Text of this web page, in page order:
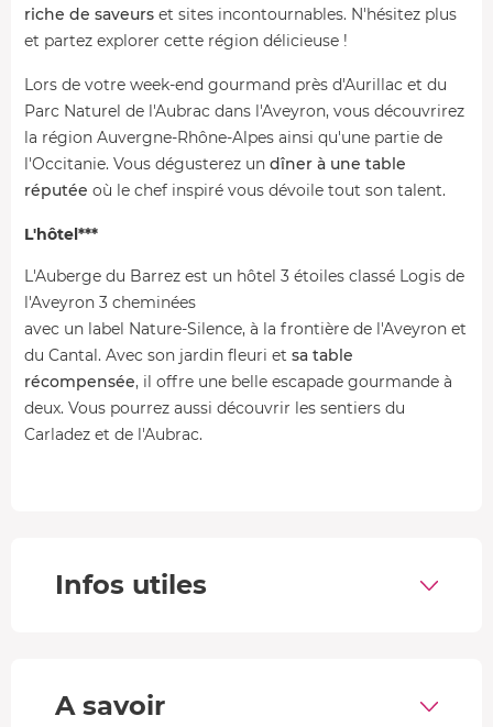
riche de saveurs et sites incontournables. N'hésitez plus
et partez explorer cette région délicieuse !
Lors de votre week-end gourmand près d'Aurillac et du
Parc Naturel de l'Aubrac dans l'Aveyron, vous découvrirez
la région Auvergne-Rhône-Alpes ainsi qu'une partie de
l'Occitanie. Vous dégusterez un dîner à une table
réputée où le chef inspiré vous dévoile tout son talent.
L'hôtel***
L'Auberge du Barrez est un hôtel 3 étoiles classé Logis de
l'Aveyron 3 cheminées
avec un label Nature-Silence, à la frontière de l'Aveyron et
du Cantal. Avec son jardin fleuri et sa table
récompensée, il offre une belle escapade gourmande à
deux. Vous pourrez aussi découvrir les sentiers du
Carladez et de l'Aubrac.
gastronomiques dans ses 2 salles. La carte est élaborée à
(pdj) sont servis de 07h30 à 10h00.
Infos utiles
A savoir